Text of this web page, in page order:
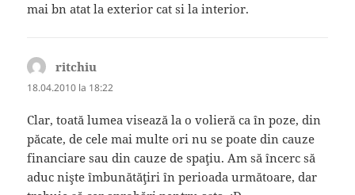
mai bn atat la exterior cat si la interior.
ritchiu
18.04.2010 la 18:22
Clar, toată lumea visează la o volieră ca în poze, din
păcate, de cele mai multe ori nu se poate din cauze
financiare sau din cauze de spaţiu. Am să încerc să
aduc nişte îmbunătăţiri în perioada următoare, dar